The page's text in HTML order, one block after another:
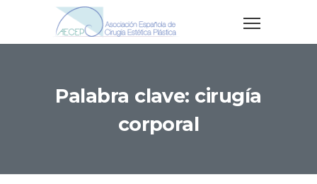
Palabra clave: cirugía
corporal